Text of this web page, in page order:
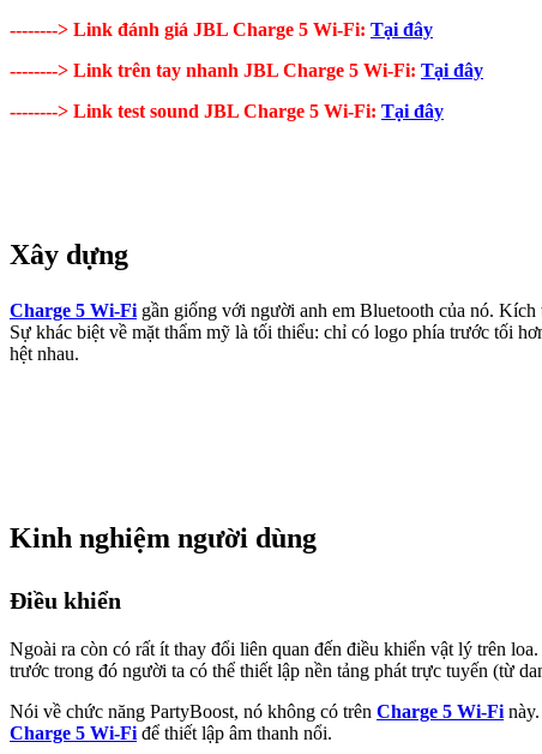
--------> Link đánh giá JBL Charge 5 Wi-Fi: Tại đây
--------> Link trên tay nhanh JBL Charge 5 Wi-Fi: Tại đây
--------> Link test sound JBL Charge 5 Wi-Fi: Tại đây
Xây dựng
Charge 5 Wi-Fi gần giống với người anh em Bluetooth của nó.
Sự khác biệt về mặt thẩm mỹ là tối thiểu: chỉ có logo phía trước tối
hệt nhau.
Kinh nghiệm người dùng
Điều khiển
Ngoài ra còn có rất ít thay đổi liên quan đến điều khiển vật lý trên
trước trong đó người ta có thể thiết lập nền tảng phát trực tuyến (từ
Nói về chức năng PartyBoost, nó không có trên Charge 5 Wi-Finày.
Charge 5 Wi-Fiđể thiết lập âm thanh nổi.